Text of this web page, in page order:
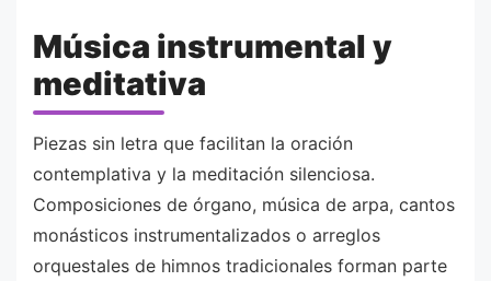
Música instrumental y
meditativa
Piezas sin letra que facilitan la oración
contemplativa y la meditación silenciosa.
Composiciones de órgano, música de arpa, cantos
monásticos instrumentalizados o arreglos
orquestales de himnos tradicionales forman parte